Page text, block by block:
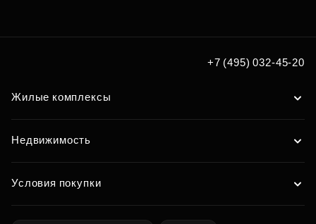
+7 (495) 032-45-20
Жилые комплексы
Недвижимость
Условия покупки